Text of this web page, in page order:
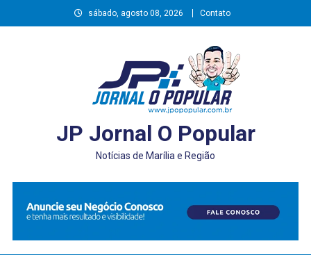
to
sábado, agosto 08, 2026 Contato
JP Jornal O Popular
Notícias de Marília e Região